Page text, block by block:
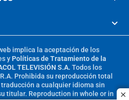
implica la aceptación de los
y Políticas de Tratamiento de la
TELEVISIÓN S.A. Todos los
Prohibida su reproducción total
a cualquier idioma sin
titular. Reproduction in whole or in